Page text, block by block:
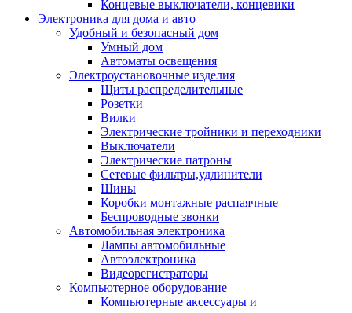
Концевые выключатели, концевики
Электроника для дома и авто
Удобный и безопасный дом
Умный дом
Автоматы освещения
Электроустановочные изделия
Щиты распределительные
Розетки
Вилки
Электрические тройники и переходники
Выключатели
Электрические патроны
Сетевые фильтры,удлинители
Шины
Коробки монтажные распаячные
Беспроводные звонки
Автомобильная электроника
Лампы автомобильные
Автоэлектроника
Видеорегистраторы
Компьютерное оборудование
Компьютерные аксессуары и